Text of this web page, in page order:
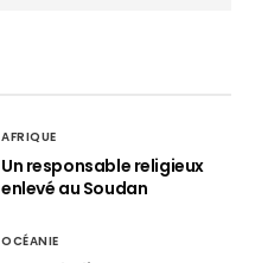
AFRIQUE
Un responsable religieux
enlevé au Soudan
OCÉANIE